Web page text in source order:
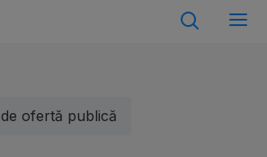
ofertă publică